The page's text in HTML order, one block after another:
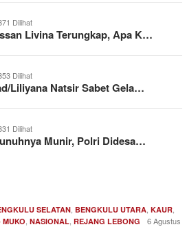
Dilihat
Livina Terungkap, Apa K…
Dilihat
Liliyana Natsir Sabet Gela…
Dilihat
Munir, Polri Didesa…
SELATAN BENGKULU UTARA KAUR
MUKO NASIONAL REJANG LEBONG
6 Agustus